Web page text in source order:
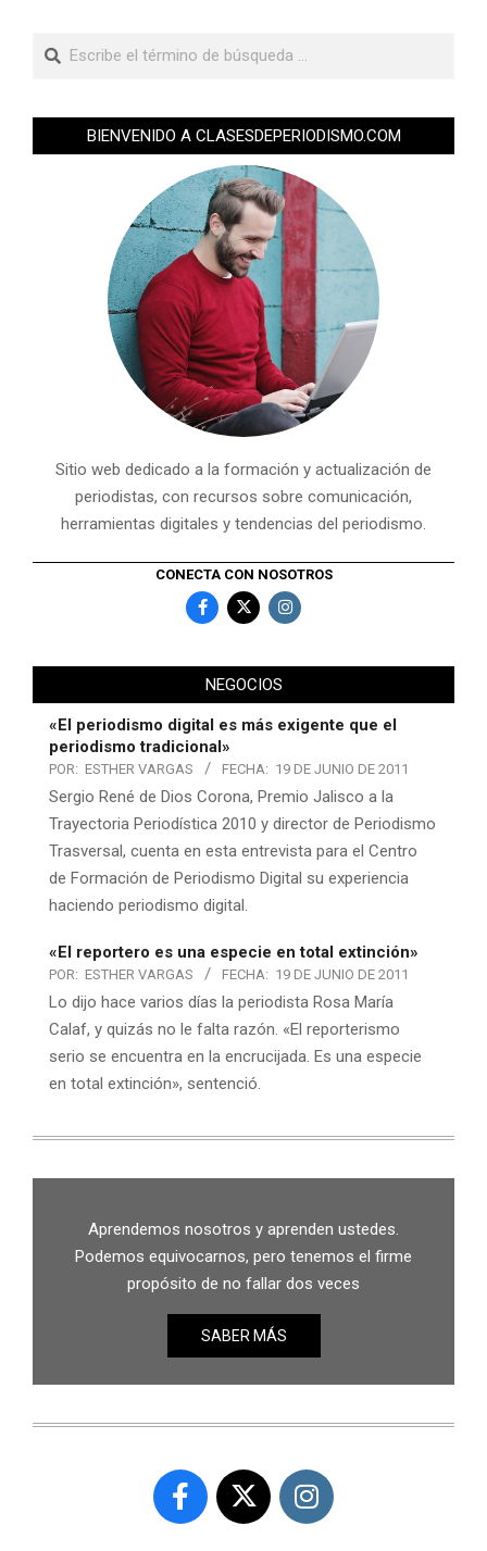
BIENVENIDO A CLASESDEPERIODISMO.COM
Sitio web dedicado a la formación y actualización de
periodistas, con recursos sobre comunicación,
herramientas digitales y tendencias del periodismo.
CONECTA CON NOSOTROS
NEGOCIOS
«El periodismo digital es más exigente que el
periodismo tradicional»
POR: ESTHER VARGAS FECHA: 19 DE JUNIO DE 2011
Sergio René de Dios Corona, Premio Jalisco a la
Trayectoria Periodística 2010 y director de Periodismo
Trasversal, cuenta en esta entrevista para el Centro
de Formación de Periodismo Digital su experiencia
haciendo periodismo digital.
«El reportero es una especie en total extinción»
POR: ESTHER VARGAS FECHA: 19 DE JUNIO DE 2011
Lo dijo hace varios días la periodista Rosa María
Calaf, y quizás no le falta razón. «El reporterismo
serio se encuentra en la encrucijada. Es una especie
en total extinción», sentenció.
Aprendemos nosotros y aprenden ustedes.
Podemos equivocarnos, pero tenemos el firme
propósito de no fallar dos veces
SABER MÁS